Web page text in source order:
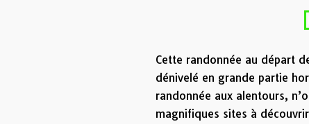
Cette randonnée au départ
dénivelé en grande partie
randonnée aux alentours,
magnifiques sites à